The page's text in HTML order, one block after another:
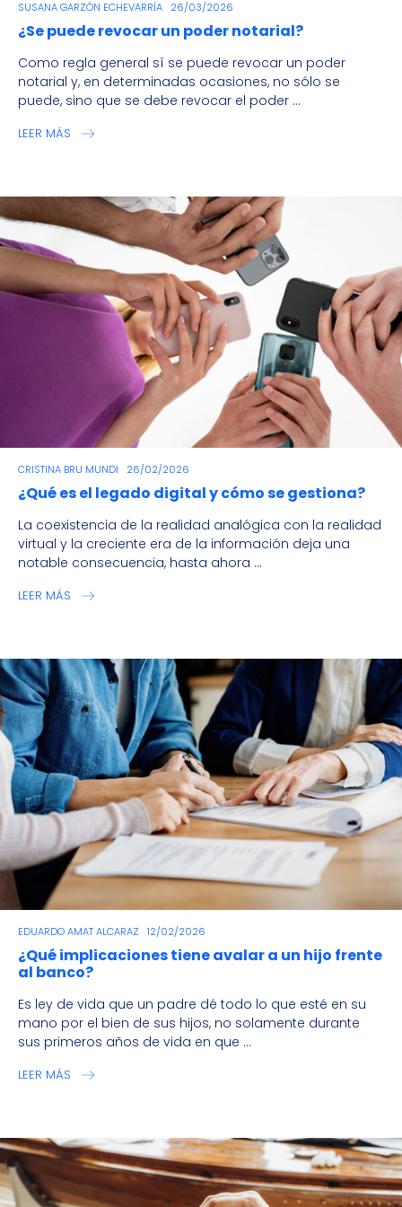
SUSANA GARZÓN ECHEVARRÍA 26/03/2026
¿Se puede revocar un poder notarial?
Como regla general sí se puede revocar un poder
notarial y, en determinadas ocasiones, no sólo se
puede, sino que se debe revocar el poder ...
LEER MÁS
CRISTINA BRU MUNDI 26/02/2026
¿Qué es el legado digital y cómo se gestiona?
La coexistencia de la realidad analógica con la realidad
virtual y la creciente era de la información deja una
notable consecuencia, hasta ahora ...
LEER MÁS
EDUARDO AMAT ALCARAZ 12/02/2026
¿Qué implicaciones tiene avalar a un hijo frente
al banco?
Es ley de vida que un padre dé todo lo que esté en su
mano por el bien de sus hijos, no solamente durante
sus primeros años de vida en que ...
LEER MÁS